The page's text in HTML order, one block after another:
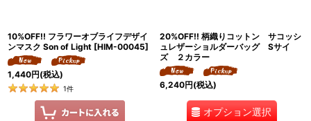
10%OFF!! フラワーオブライフデザイ
ンマスク Son of Light [HIM-00045]
1,440円(税込)
1件
20%OFF!! 柄織りコットン サコッシ
ュレザーショルダーバッグ Sサイ
ズ ２カラー
6,240円(税込)
オプション選択